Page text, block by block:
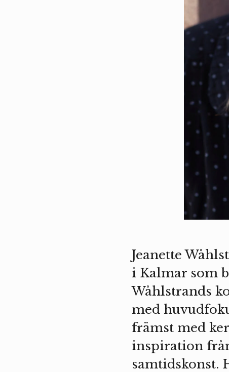
Jeanette
i Kalmar som
Wåhlstrands
med
främst med
inspiration
samtidskonst.